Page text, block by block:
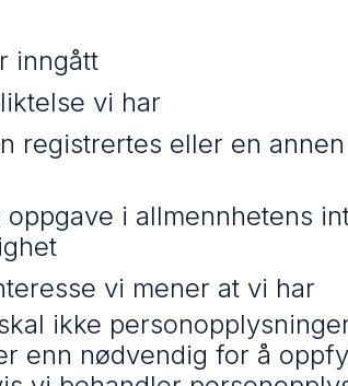
inngått
vi har
registrertes eller en
oppgave i allmennhetens
vi mener at vi har
ikke
enn nødvendig for å